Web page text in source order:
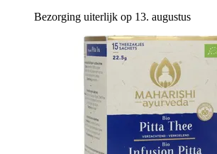
Bezorging uiterlijk op 13. augustus